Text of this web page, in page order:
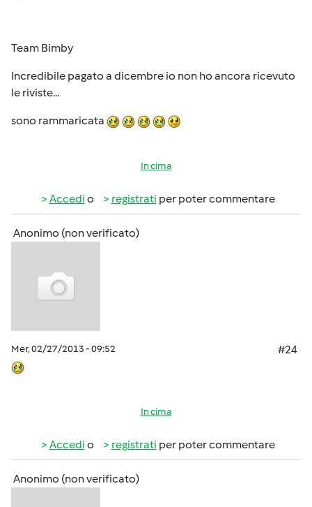
Team Bimby
Incredibile pagato a dicembre io non ho ancora ricevuto
le riviste...
sono rammaricata
In cima
Accedi o registrati per poter commentare
Anonimo (non verificato)
Mer, 02/27/2013 - 09:52 #24
In cima
Accedi o registrati per poter commentare
Anonimo (non verificato)